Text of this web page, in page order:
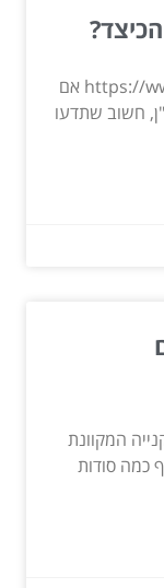
המאמר באדיבות https://www.kolodnylaw.co.il אם
חשוב שתדעו
המקוונת
כמה סודות